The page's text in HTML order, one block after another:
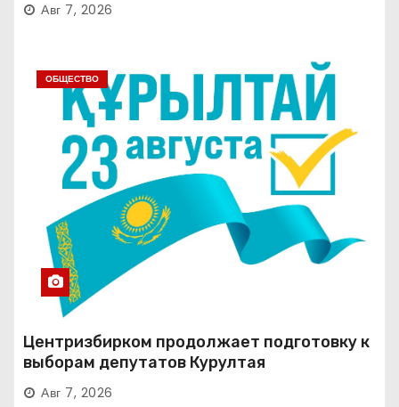
Авг 7, 2026
ОБЩЕСТВО
Центризбирком продолжает подготовку к
выборам депутатов Курултая
Авг 7, 2026